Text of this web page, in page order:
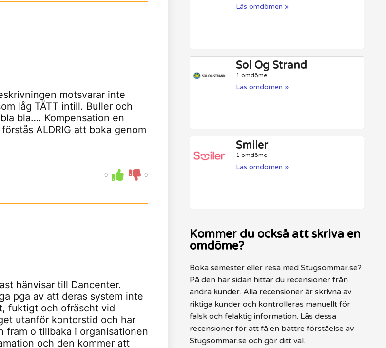
motsvarar inte
låg TÄTT intill. Buller och
bla…. Kompensation en
ALDRIG att boka genom
0 0
hänvisar till Dancenter.
pga av att deras system inte
fuktigt och ofräscht vid
utanför kontorstid och har
fram o tillbaka i organisationen
och den kommer att
Läs omdömen »
Sol Og Strand
1 omdöme
Läs omdömen »
Smiler
1 omdöme
Läs omdömen »
Kommer du också att skriva en
omdöme?
Boka semester eller resa med Stugsommar.se?
På den här sidan hittar du recensioner från
andra kunder. Alla recensioner är skrivna av
riktiga kunder och kontrolleras manuellt för
falsk och felaktig information. Läs dessa
recensioner för att få en bättre förståelse av
Stugsommar.se och gör ditt val.